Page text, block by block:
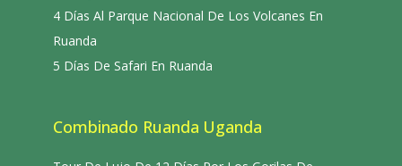
4 Días Al Parque Nacional De Los Volcanes En
Ruanda
5 Días De Safari En Ruanda
Combinado Ruanda Uganda